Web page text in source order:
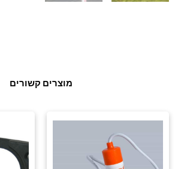
מוצרים קשורים